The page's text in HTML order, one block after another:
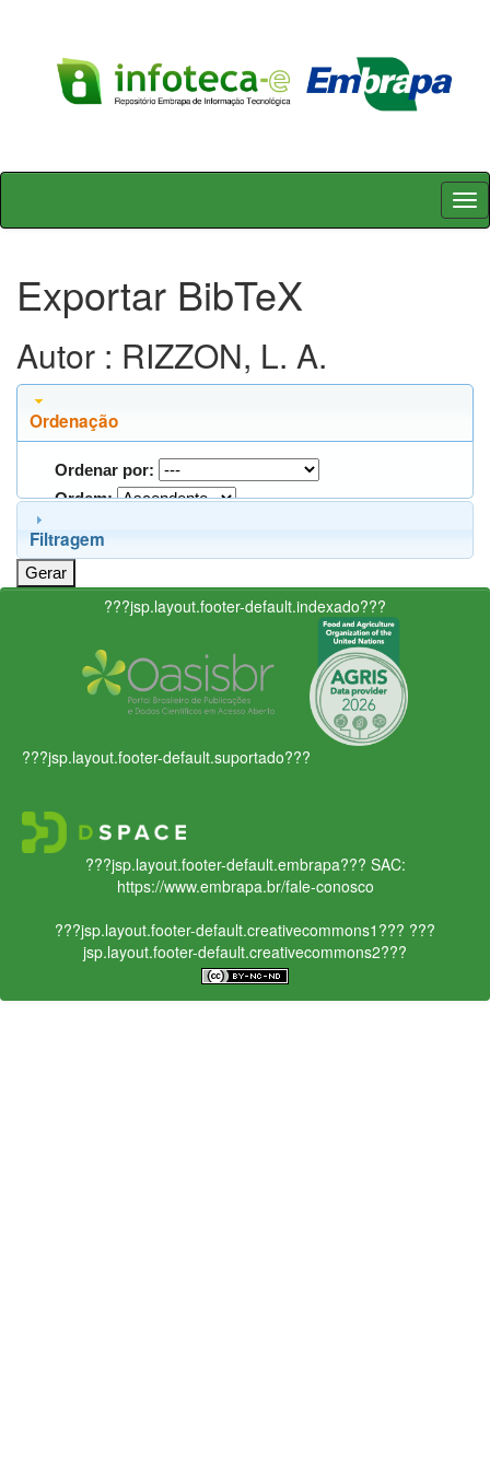
Skip
Exportar BibTeX
Autor : RIZZON, L. A.
Ordenação
Ordenar por:
Ordem:
Filtragem
???jsp.layout.footer-default.indexado???
???jsp.layout.footer-default.suportado???
???jsp.layout.footer-default.embrapa??? SAC:
https://www.embrapa.br/fale-conosco
???jsp.layout.footer-default.creativecommons1??? ???
jsp.layout.footer-default.creativecommons2???